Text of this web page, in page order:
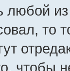
любой
то
чтобы